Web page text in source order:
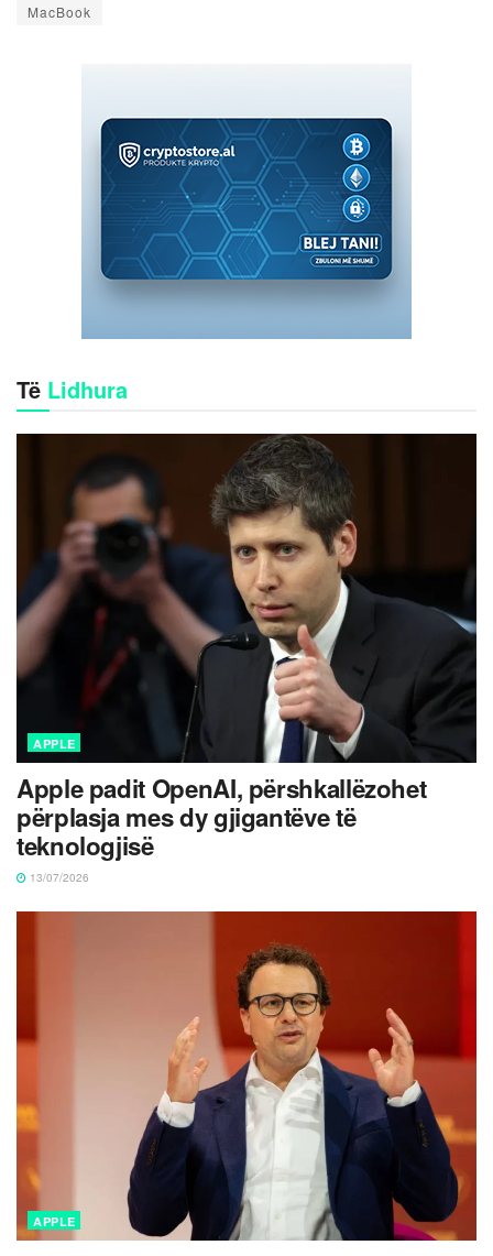
MacBook
Të Lidhura
APPLE
Apple padit OpenAI, përshkallëzohet
përplasja mes dy gjigantëve të
teknologjisë
13/07/2026
APPLE